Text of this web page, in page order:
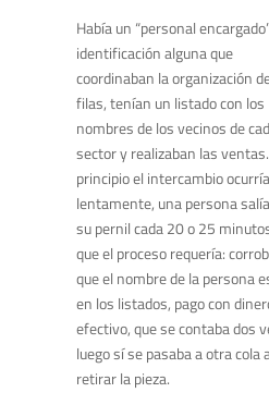
Había un “personal
identificación alguna que
coordinaban la organización
filas, tenían un listado con los
nombres de los vecinos de
sector y realizaban las
principio el intercambio
lentamente, una persona
su pernil cada 20 o 25
que el proceso requería:
que el nombre de la persona
en los listados, pago con
efectivo, que se contaba dos
luego sí se pasaba a otra cola
retirar la pieza.